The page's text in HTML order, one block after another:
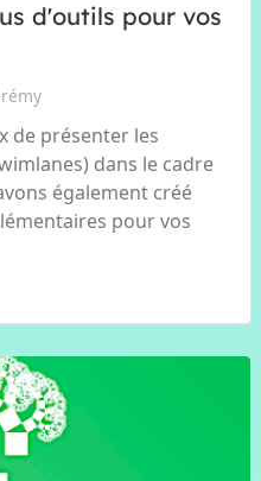
d'outils pour vos
de présenter les
dans le cadre
également créé
pour vos